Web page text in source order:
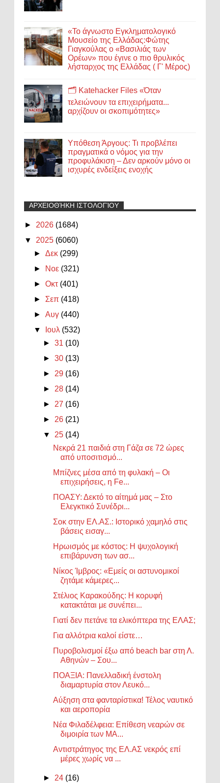
«Το άγνωστο Εγκληματολογικό
Μουσείο της Ελλάδας:Φώτης
Γιαγκούλας ο «Βασιλιάς των
Ορέων» που έγινε ο πιο θρυλικός
λήσταρχος της Ελλάδας ( Γ' Μέρος)
🗂️ Katehacker Files «Όταν
τελειώνουν τα επιχειρήματα...
αρχίζουν οι σκοπιμότητες»
Υπόθεση Άργους: Τι προβλέπει
πραγματικά ο νόμος για την
προφυλάκιση – Δεν αρκούν μόνο οι
ισχυρές ενδείξεις ενοχής
ΑΡΧΕΙΟΘΉΚΗ ΙΣΤΟΛΟΓΊΟΥ
► 2026 (1684)
▼ 2025 (6060)
►Δεκ (299)
►
Νοε (321)
►Οκτ (401)
► Σεπ (418)
►Αυγ (440)
▼
Ιουλ (532)
►31 (10)
►30 (13)
► 29 (16)
► 28 (14)
► 27 (16)
► 26 (21)
▼ 25 (14)
Νεκρά 21 παιδιά στη Γάζα σε 72 ώρες
από υποσιτισμό...
Μπίζνες μέσα από τη φυλακή – Οι
επιχειρήσεις, η Fe...
ΠΟΑΣΥ: Δεκτό το αίτημά μας – Στο
Ελεγκτικό Συνέδρι...
Σοκ στην ΕΛ.ΑΣ.: Ιστορικό χαμηλό στις
βάσεις εισαγ...
Ηρωισμός με κόστος: Η ψυχολογική
επιβάρυνση των ασ...
Νίκος Ίμβρος: «Εμείς οι αστυνομικοί
ζητάμε κάμερες...
Στέλιος Καρακούδης: Η κορυφή
κατακτάται με συνέπει...
Γιατί δεν πετάνε τα ελικόπτερα της ΕΛΑΣ;
Για αλλότρια καλοί είστε…
Πυροβολισμοί έξω από beach bar στη Λ.
Αθηνών – Σου...
ΠΟΑΞΙΑ: Πανελλαδική ένστολη
διαμαρτυρία στον Λευκό...
Αύξηση στα φανταρίστικα! Τέλος ναυτικό
και αεροπορία
Νέα Φιλαδέλφεια: Επίθεση νεαρών σε
διμοιρία των ΜΑ...
Αντιστράτηγος της ΕΛ.ΑΣ νεκρός επί
μέρες χωρίς να ...
► 24 (16)